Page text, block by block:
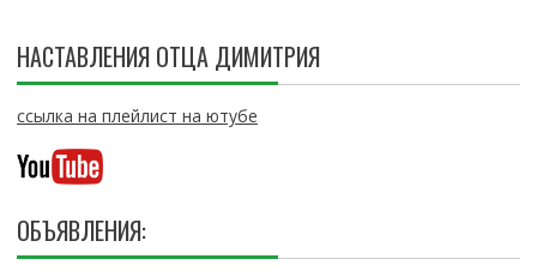
НАСТАВЛЕНИЯ ОТЦА ДИМИТРИЯ
ссылка на плейлист на ютубе
ОБЪЯВЛЕНИЯ: